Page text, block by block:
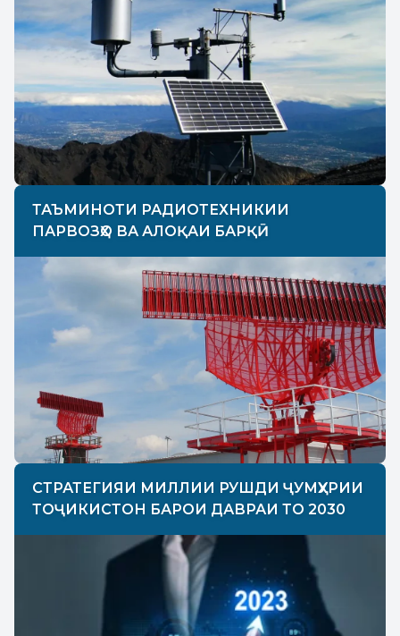
ТАЪМИНОТИ РАДИОТЕХНИКИИ
ПАРВОЗҲО ВА АЛОҚАИ БАРҚӢ
СТРАТЕГИЯИ МИЛЛИИ РУШДИ ҶУМҲУРИИ
ТОҶИКИСТОН БАРОИ ДАВРАИ ТО 2030